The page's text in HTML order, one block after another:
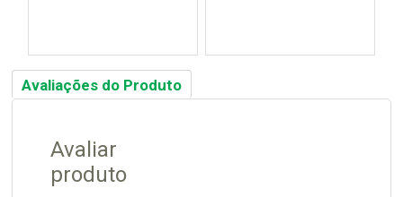
Avaliações do Produto
Avaliar
produto